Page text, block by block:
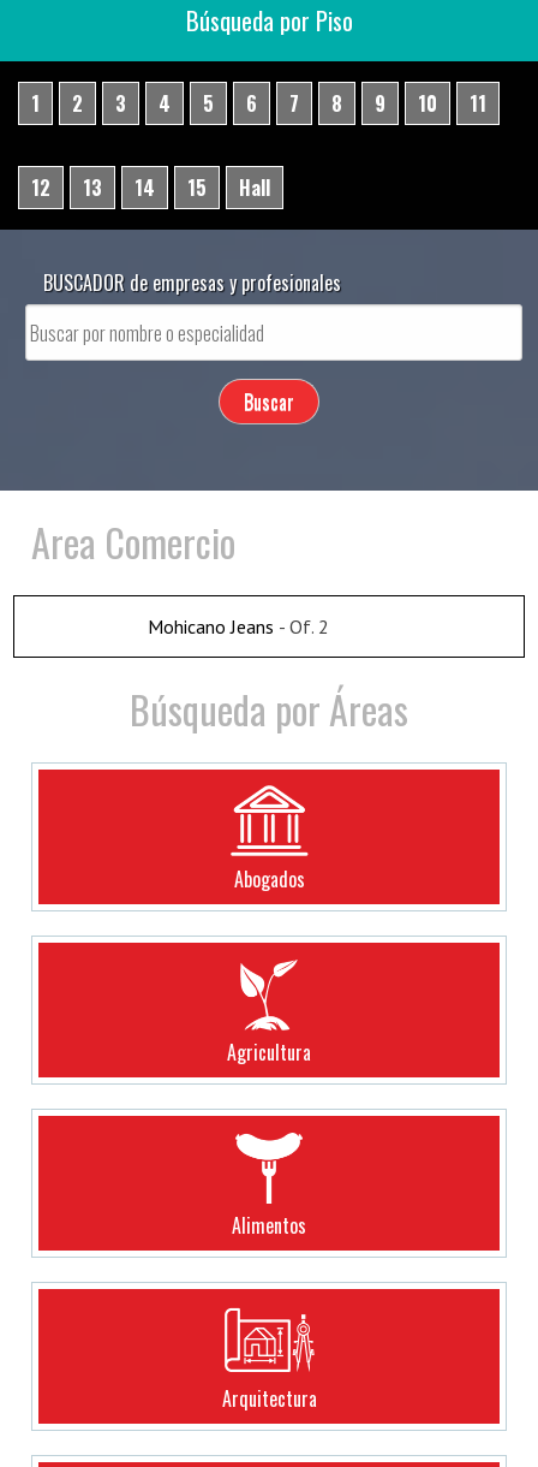
Búsqueda por Piso
1 2 3 4 5 6 7 8 9 10 11
12 13 14 15 Hall
BUSCADOR de empresas y profesionales
Area Comercio
Mohicano Jeans - Of. 2
Búsqueda por Áreas
Abogados
Agricultura
Alimentos
Arquitectura